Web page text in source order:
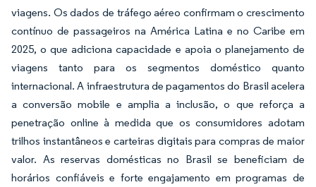
viagens. Os dados de tráfego aéreo confirmam o crescimento
contínuo de passageiros na América Latina e no Caribe em
2025, o que adiciona capacidade e apoia o planejamento de
viagens tanto para os segmentos doméstico quanto
internacional. A infraestrutura de pagamentos do Brasil acelera
a conversão mobile e amplia a inclusão, o que reforça a
penetração online à medida que os consumidores adotam
trilhos instantâneos e carteiras digitais para compras de maior
valor. As reservas domésticas no Brasil se beneficiam de
horários confiáveis e forte engajamento em programas de